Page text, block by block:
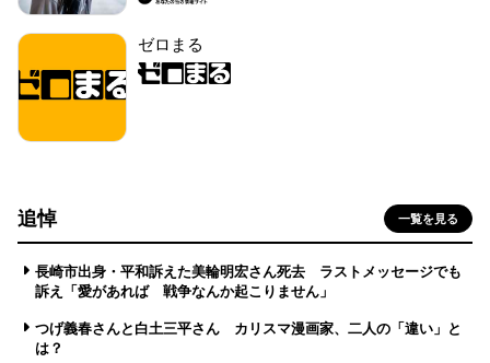
ゼロまる
追悼 一覧を見る
長崎市出身・平和訴えた美輪明宏さん死去 ラストメッセージでも
訴え「愛があれば 戦争なんか起こりません」
つげ義春さんと白土三平さん カリスマ漫画家、二人の「違い」と
は？